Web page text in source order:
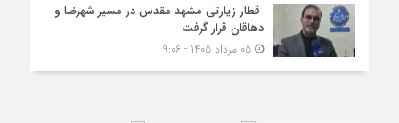
قطار زیارتی مشهد مقدس در مسیر شهرضا و
دهاقان قرار گرفت
05 مرداد 1405 - 9:06